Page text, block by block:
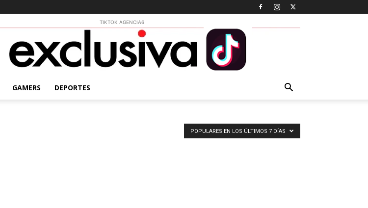
TIKTOK AGENCIA6
GAMERS DEPORTES
POPULARES EN LOS ÚLTIMOS 7 DÍAS